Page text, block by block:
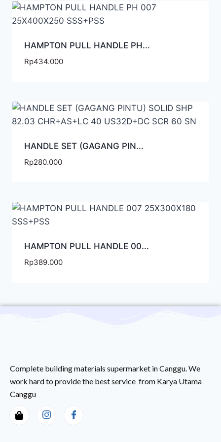
HAMPTON PULL HANDLE PH...
Rp434.000
HANDLE SET (GAGANG PIN...
Rp280.000
HAMPTON PULL HANDLE 00...
Rp389.000
Complete building materials supermarket in Canggu. We
work hard to provide the best service from Karya Utama
Canggu